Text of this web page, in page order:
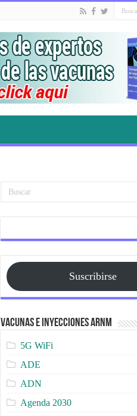
Suscribirse
Vacunas e Inyecciones ARNm
5G WiFi
ADE
ADN
Agenda 2030